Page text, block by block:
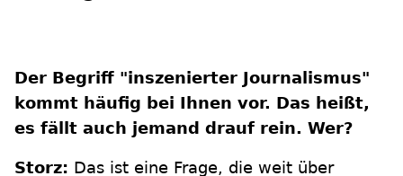
Der Begriff "inszenierter Journalismus"
kommt häufig bei Ihnen vor. Das heißt,
es fällt auch jemand drauf rein. Wer?
Storz: Das ist eine Frage, die weit über